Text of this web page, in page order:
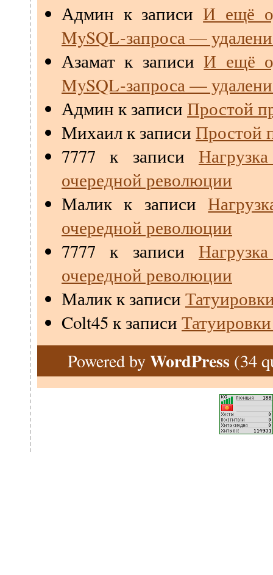
Админ к записи И ещё
MySQL-запроса —
Азамат к записи И ещё
MySQL-запроса —
Админ к записи Простой
Михаилк записи Простой
7777 к записи
очередной революции
Малик к записи
очередной революции
7777 к записи
очередной революции
Маликк записи
Colt45 к записи
Powered byWordPress (34